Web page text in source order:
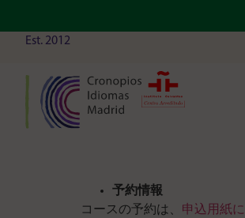
Est. 2012
予約情報
コースの予約は、 申込用紙に